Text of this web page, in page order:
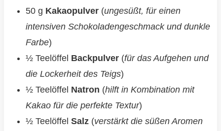
50 g Kakaopulver(ungesüßt, für einen
intensiven Schokoladengeschmack und dunkle
Farbe)
½ Teelöffel Backpulver(für das Aufgehen und
die Lockerheit des Teigs)
½ Teelöffel Natron (hilft in Kombination mit
Kakao für die perfekte Textur)
½ Teelöffel Salz(verstärkt die süßen Aromen